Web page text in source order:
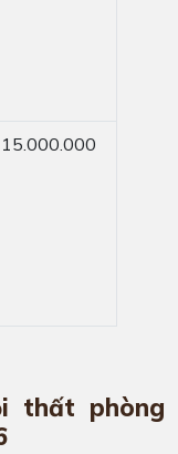
15.000.000
thất phòng